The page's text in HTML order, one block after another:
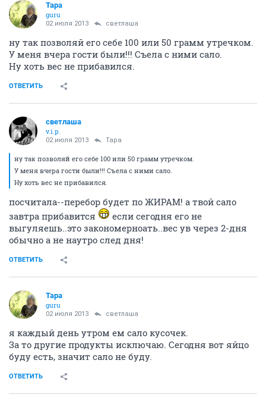
Тара
guru
02 июля 2013 светлаша
ну так позволяй его себе 100 или 50 грамм утречком.
У меня вчера гости были!!! Съела с ними сало.
Ну хоть вес не прибавился.
ОТВЕТИТЬ
светлаша
v.i.p.
02 июля 2013 Тара
ну так позволяй его себе 100 или 50 грамм утречком.
У меня вчера гости были!!! Съела с ними сало.
Ну хоть вес не прибавился.
посчитала--перебор будет по ЖИРАМ! а твой сало
завтра прибавится
если сегодня его не
выгуляешь..это закономерноать..вес ув через 2-дня
обычно а не наутро след дня!
ОТВЕТИТЬ
Тара
guru
02 июля 2013 светлаша
я каждый день утром ем сало кусочек.
За то другие продукты исключаю. Сегодня вот яйцо
буду есть, значит сало не буду.
ОТВЕТИТЬ